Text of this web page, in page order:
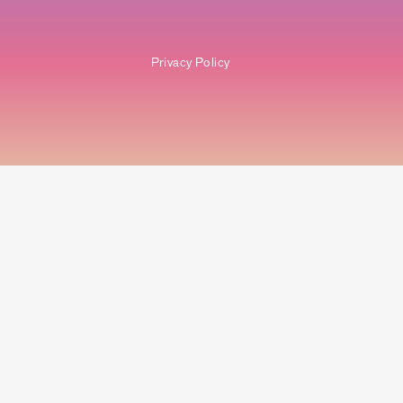
Privacy Policy